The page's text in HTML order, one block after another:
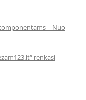
– Nuo
renkasi